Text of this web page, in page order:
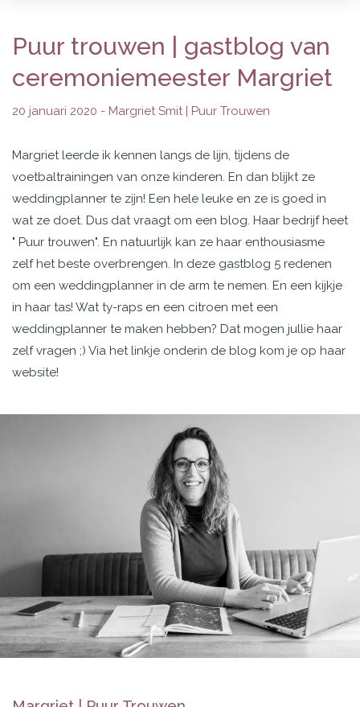
Puur trouwen | gastblog van
ceremoniemeester Margriet
20 januari 2020 - Margriet Smit | Puur Trouwen
Margriet leerde ik kennen langs de lijn, tijdens de
voetbaltrainingen van onze kinderen. En dan blijkt ze
weddingplanner te zijn! Een hele leuke en ze is goed in
wat ze doet. Dus dat vraagt om een blog. Haar bedrijf heet
" Puur trouwen". En natuurlijk kan ze haar enthousiasme
zelf het beste overbrengen. In deze gastblog 5 redenen
om een weddingplanner in de arm te nemen. En een kijkje
in haar tas! Wat ty-raps en een citroen met een
weddingplanner te maken hebben? Dat mogen jullie haar
zelf vragen ;) Via het linkje onderin de blog kom je op haar
website!